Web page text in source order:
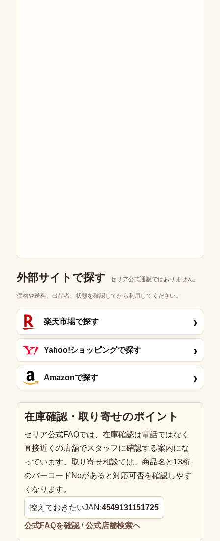
外部サイトで探す セリア公式通販ではありません。
価格や送料、出品者、状態を確認してから利用してください。
楽天市場で探す ›
Yahoo!ショッピングで探す ›
Amazonで探す ›
在庫確認・取り寄せのポイント
セリア公式FAQでは、在庫確認は電話ではなく
直接近くの店舗でスタッフに確認する案内にな
っています。取り寄せ相談では、商品名と13桁
のバーコードNoがあると対応可否を確認しやす
くなります。
控えておきたいJAN:4549131151725
公式FAQを確認 /公式店舗検索へ